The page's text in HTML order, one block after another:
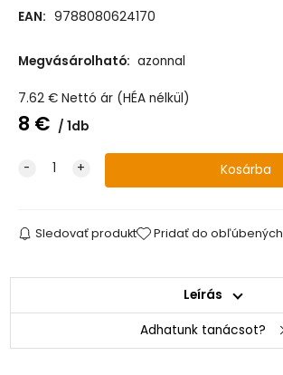
EAN: 9788080624170
Megvásárolható: azonnal
7.62€ Nettó ár (HÉA nélkül)
8 € 1db
Sledovať produkt Pridať do obľúbených
Leírás
Adhatunk tanácsot?